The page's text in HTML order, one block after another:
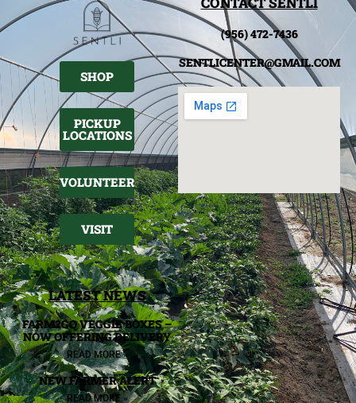
SHOP
PICKUP
LOCATIONS
VOLUNTEER
VISIT
(956) 472-7436
SENTLICENTER@GMAIL.COM
LATEST NEWS
FARM2GO VEGGIE BOXES –
NOW OFFERING DELIVERY
READ MORE »
NEW FARMER ALERT
READ MORE »